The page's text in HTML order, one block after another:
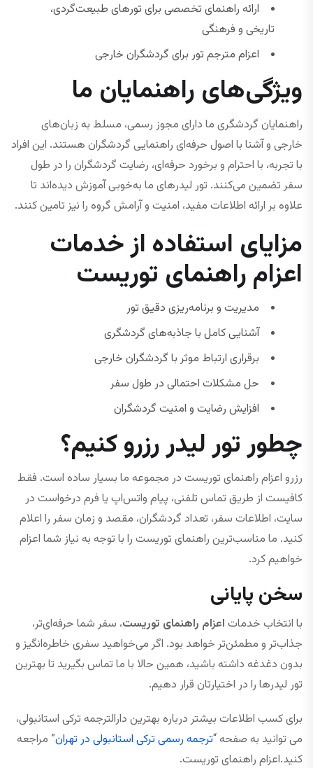
ارائه راهنمای تخصصی برای تورهای طبیعت‌گردی،
تاریخی و فرهنگی
اعزام مترجم تور برای گردشگران خارجی
ویژگی‌های راهنمایان ما
راهنمایان گردشگری ما دارای مجوز رسمی، مسلط به زبان‌های
خارجی و آشنا با اصول حرفه‌ای راهنمایی گردشگران هستند. این افراد
با تجربه، با احترام و برخورد حرفه‌ای، رضایت گردشگران را در طول
سفر تضمین می‌کنند. تور لیدرهای ما به‌خوبی آموزش دیده‌اند تا
علاوه بر ارائه اطلاعات مفید، امنیت و آرامش گروه را نیز تامین کنند.
مزایای استفاده از خدمات
اعزام راهنمای توریست
مدیریت و برنامه‌ریزی دقیق تور
آشنایی کامل با جاذبه‌های گردشگری
برقراری ارتباط موثر با گردشگران خارجی
حل مشکلات احتمالی در طول سفر
افزایش رضایت و امنیت گردشگران
چطور تور لیدر رزرو کنیم؟
رزرو اعزام راهنمای توریست در مجموعه ما بسیار ساده است. فقط
کافیست از طریق تماس تلفنی، پیام واتس‌اپ یا فرم درخواست در
سایت، اطلاعات سفر، تعداد گردشگران، مقصد و زمان سفر را اعلام
کنید. ما مناسب‌ترین راهنمای توریست را با توجه به نیاز شما اعزام
خواهیم کرد.
سخن پایانی
با انتخاب خدمات اعزام راهنمای توریست، سفر شما حرفه‌ای‌تر،
جذاب‌تر و مطمئن‌تر خواهد بود. اگر می‌خواهید سفری خاطره‌انگیز و
بدون دغدغه داشته باشید، همین حالا با ما تماس بگیرید تا بهترین
تور لیدرها را در اختیارتان قرار دهیم.
برای کسب اطلاعات بیشتر درباره بهترین دارالترجمه ترکی استانبولی،
می توانید به صفحه “ترجمه رسمی ترکی استانبولی در تهران” مراجعه
کنید.اعزام راهنمای توریست.